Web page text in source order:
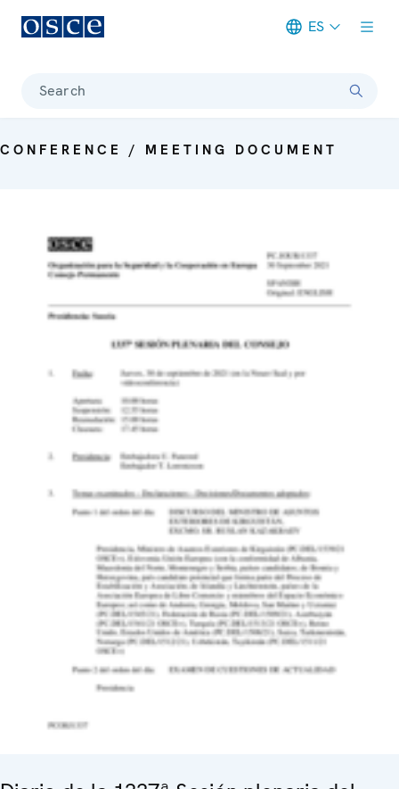
ES
Search
CONFERENCE / MEETING DOCUMENT